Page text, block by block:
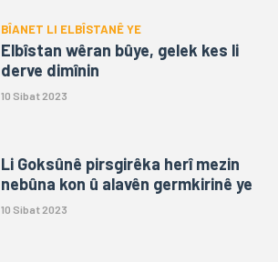
BÎANET LI ELBÎSTANÊ YE
Elbîstan wêran bûye, gelek kes li
derve dimînin
10 Sibat 2023
Li Goksûnê pirsgirêka herî mezin
nebûna kon û alavên germkirinê ye
10 Sibat 2023